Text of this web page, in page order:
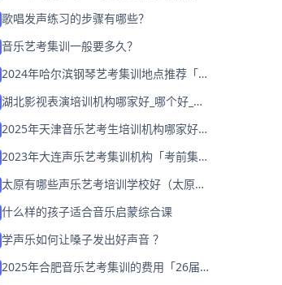
歌唱发声练习的步骤有哪些？
音乐艺考集训一般要多久？
2024年哈尔滨钢琴艺考集训地点推荐「暑
湖北影视表演培训机构哪家好_哪个好_学
2025年天津音乐艺考生培训机构哪家好
2023年大连声乐艺考集训机构「考前集训
太原有哪些声乐艺考培训学校好（太原艺
什么样的孩子适合音乐启蒙综合课
学声乐如何让嗓子发出好声音 ？
2025年合肥音乐艺考集训的费用「26届